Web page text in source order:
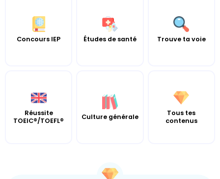
Concours IEP Études de santé Trouve ta voie
Réussite
TOEIC®/TOEFL®
Culture générale
Tous tes
contenus